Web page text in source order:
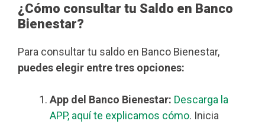
¿Cómo consultar tu Saldo en Banco
Bienestar?
Para consultar tu saldo en Banco Bienestar,
puedes elegir entre tres opciones:
App del Banco Bienestar: Descarga la
APP, aquí te explicamos cómo. Inicia